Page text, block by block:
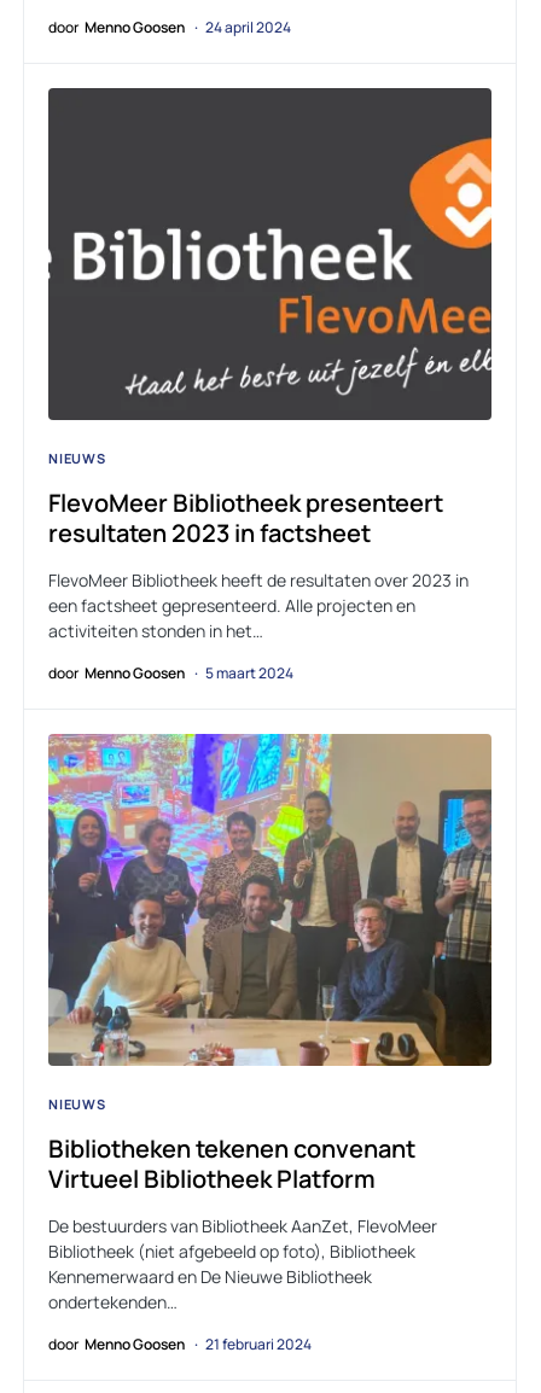
door Menno Goosen 24 april 2024
NIEUWS
FlevoMeer Bibliotheek presenteert
resultaten 2023 in factsheet
FlevoMeer Bibliotheek heeft de resultaten over 2023 in
een factsheet gepresenteerd. Alle projecten en
activiteiten stonden in het…
door Menno Goosen 5 maart 2024
NIEUWS
Bibliotheken tekenen convenant
Virtueel Bibliotheek Platform
De bestuurders van Bibliotheek AanZet, FlevoMeer
Bibliotheek (niet afgebeeld op foto), Bibliotheek
Kennemerwaard en De Nieuwe Bibliotheek
ondertekenden…
door Menno Goosen 21 februari 2024